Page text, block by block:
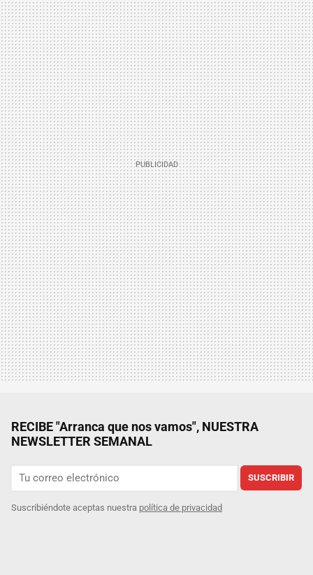
RECIBE "Arranca que nos vamos", NUESTRA
NEWSLETTER SEMANAL
SUSCRIBIR
Suscribiéndote aceptas nuestra política de privacidad